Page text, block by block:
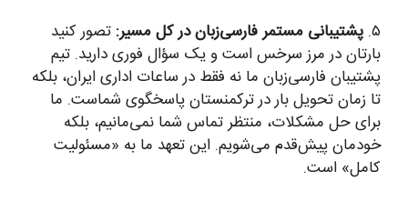
۵. پشتیبانی مستمر فارسی‌زبان در کل مسیر: تصور کنید
بارتان در مرز سرخس است و یک سؤال فوری دارید. تیم
پشتیبان فارسی‌زبان ما نه فقط در ساعات اداری ایران، بلکه
تا زمان تحویل بار در ترکمنستان پاسخگوی شماست. ما
برای حل مشکلات، منتظر تماس شما نمی‌مانیم، بلکه
خودمان پیش‌قدم می‌شویم. این تعهد ما به «مسئولیت
کامل» است.